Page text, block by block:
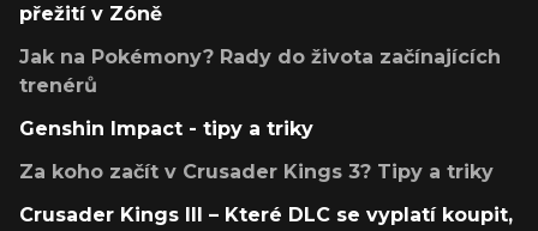
přežití v Zóně
Jak na Pokémony? Rady do života začínajících
trenérů
Genshin Impact - tipy a triky
Za koho začít v Crusader Kings 3? Tipy a triky
Crusader Kings III – Které DLC se vyplatí koupit,